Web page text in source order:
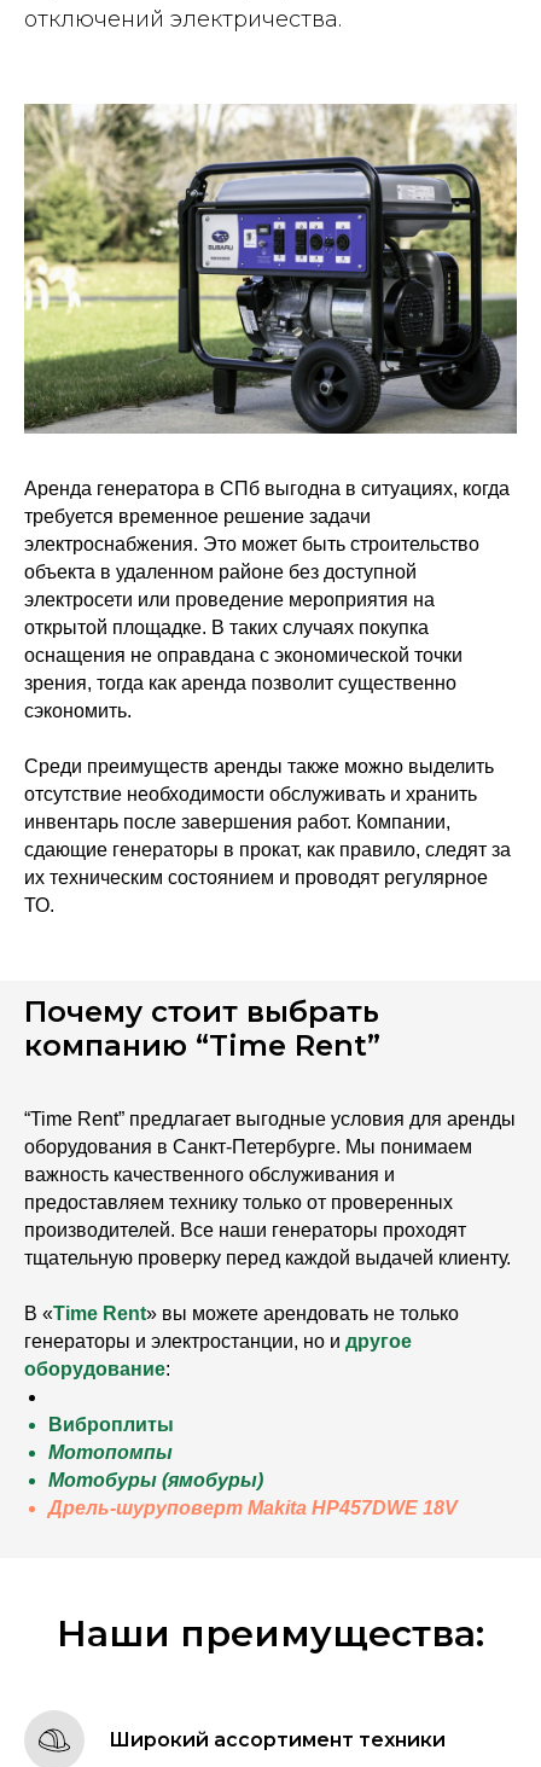
отключений электричества.
Аренда генератора в СПб выгодна в ситуациях, когда
требуется временное решение задачи
электроснабжения. Это может быть строительство
объекта в удаленном районе без доступной
электросети или проведение мероприятия на
открытой площадке. В таких случаях покупка
оснащения не оправдана с экономической точки
зрения, тогда как аренда позволит существенно
сэкономить.
Среди преимуществ аренды также можно выделить
отсутствие необходимости обслуживать и хранить
инвентарь после завершения работ. Компании,
сдающие генераторы в прокат, как правило, следят за
их техническим состоянием и проводят регулярное
ТО.
Почему стоит выбрать
компанию “Time Rent”
“Time Rent” предлагает выгодные условия для аренды
оборудования в Санкт-Петербурге. Мы понимаем
важность качественного обслуживания и
предоставляем технику только от проверенных
производителей. Все наши генераторы проходят
тщательную проверку перед каждой выдачей клиенту.
В «Time Rent» вы можете арендовать не только
генераторы и электростанции, но и другое
оборудование:
Виброплиты
Мотопомпы
Мотобуры (ямобуры)
Дрель-шуруповерт Makita HP457DWE 18V
Наши преимущества:
Широкий ассортимент техники